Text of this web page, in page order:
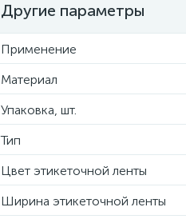
Другие параметры
Применение
Материал
Упаковка, шт.
Тип
Цвет этикеточной ленты
Ширина этикеточной ленты